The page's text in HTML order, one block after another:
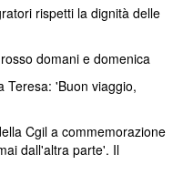
rispetti la dignità delle
domani e domenica
Teresa: 'Buon viaggio,
Cgil a commemorazione
dall'altra parte'. Il